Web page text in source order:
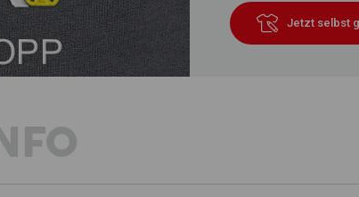
Jetzt selbst